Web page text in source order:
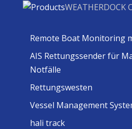
WEATHERDOCK
Remote Boat Monitoring
AIS Rettungssender für
Notfälle
Rettungswesten
Vessel Management
hali track